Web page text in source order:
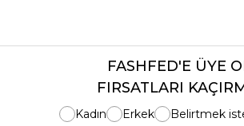
FASHFED'E ÜYE
FIRSATLARI
Kadın Erkek
Belirtmek